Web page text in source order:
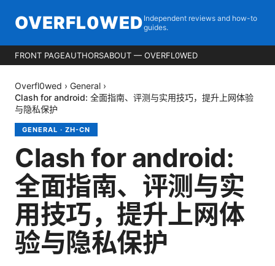
OVERFL0WED Independent reviews and how-to
guides.
FRONT PAGEAUTHORSABOUT — OVERFL0WED
Overfl0wed › General ›
Clash for android: 全面指南、评测与实用技巧，提升上网体验
与隐私保护
GENERAL · ZH-CN
Clash for android:
全面指南、评测与实
用技巧，提升上网体
验与隐私保护